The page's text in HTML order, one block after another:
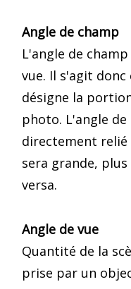
Angle de champ
L'angle de
vue. Il s'agit
désigne la
photo. L'angle
directement relié
sera grande,
versa.
Angle de vue
Quantité de la
prise par un